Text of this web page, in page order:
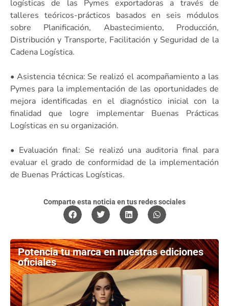
logísticas de las Pymes exportadoras a través de
talleres teóricos-prácticos basados en seis módulos
sobre Planificación, Abastecimiento, Producción,
Distribución y Transporte, Facilitación y Seguridad de la
Cadena Logística.
• Asistencia técnica: Se realizó el acompañamiento a las
Pymes para la implementación de las oportunidades de
mejora identificadas en el diagnóstico inicial con la
finalidad que logre implementar Buenas Prácticas
Logísticas en su organización.
• Evaluación final: Se realizó una auditoria final para
evaluar el grado de conformidad de la implementación
de Buenas Prácticas Logísticas.
Comparte esta noticia en tus redes sociales
Potencia tu marca en nuestras ediciones
oficiales